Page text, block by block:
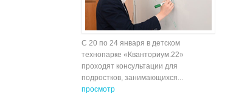
С 20 по 24 января в детском
технопарке «Кванториум.22»
проходят консультации для
подростков, занимающихся...
просмотр